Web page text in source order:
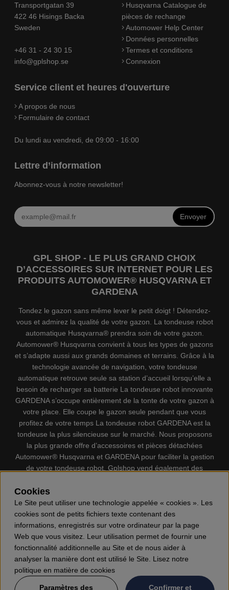
Transportgatan 39
422 46 Hisings Backa
Sweden
+46 31 - 24 30 15
info@gplshop.se
Husqvarna Catalogue de
pièces de rechange
Automower Help Center
Données personnelles
Termes et conditions
Connexion
Service client et heures d'ouverture
A propos de nous
Formulaire de contact
Du lundi au vendredi, de 09:00 - 16:00
Lettre d’information
Abonnez-vous à notre newsletter!
Envoyer
GPL SHOP - LE PLUS GRAND CHOIX
D’ACCESSOIRES SUR INTERNET POUR LES
PRODUITS AUTOMOWER® HUSQVARNA ET
GARDENA
Tondez le gazon sans même lever le petit doigt ! Détendez-
vous et admirez la qualité de votre gazon. La tondeuse robot
automatique Husqvarna® prendra soin de votre gazon.
Automower® Husqvarna convient à tous les types de gazons
et s’adapte aussi aux grands domaines et terrains. Grâce à la
technologie avancée de navigation, votre tondeuse
automatique retrouve seule sa station d’accueil lorsqu’elle a
besoin de recharger sa batterie La tondeuse robot innovante
GARDENA s’occupe entièrement de la tonte de votre gazon à
votre place. Elle coupe le gazon seule pendant que vous
profitez de votre temps La tondeuse robot GARDENA est la
tondeuse la plus silencieuse sur le marché. Nous proposons
la plus grande offre d’accessoires et pièces détachées
Automower® Husqvarna et GARDENA pour faciliter la gestion
de votre tondeuse robot. Gplshop vend également des
individuel, Coupe-bordures, Débroussailleuses, Taille haies,
Motoculteurs, Souffleur, Souffleuses à neige, Nettoyeurs
haute pression, Aspirateur, Découpeuses, Haches, Outils
forestiers, Lubrifiants, Carburants, Jouets ETC.
Cookies
Le Site peut utiliser une technologie appelée « cookies ». Les
cookies sont de petits fichiers texte contenant des
informations, enregistrés sur votre ordinateur par la page
Web que vous visitez. Leur utilisation permet de fournir une
fonctionnalité additionnelle au Site et de nous aider à
analyser la manière dont est utilisé le Site. Lisez notre
politique en matière de cookies
Paramètres des Confirmer et